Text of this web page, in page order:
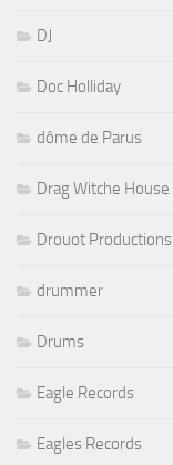
DJ
Doc Holliday
dôme de Parus
Drag Witche House
Drouot Productions
drummer
Drums
Eagle Records
Eagles Records